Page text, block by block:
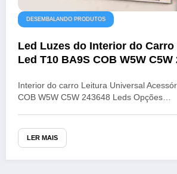
DESEMBALANDO PRODUTOS
Led Luzes do Interior do Carro
Led T10 BA9S COB W5W C5W
Interior do carro Leitura Universal
COB W5W C5W 243648 Leds Opções…
LER MAIS